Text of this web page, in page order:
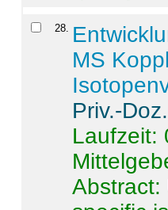
28.
MS
Priv.-
Laufzeit:
Abstract: